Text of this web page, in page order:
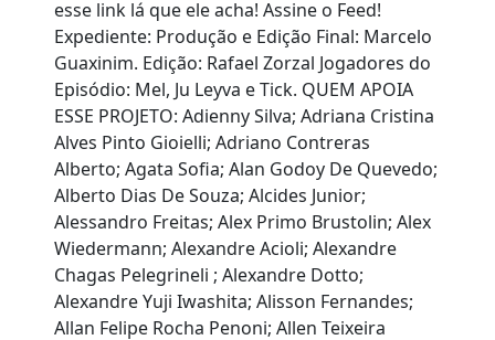
esse link lá que ele acha! Assine o Feed!
Expediente: Produção e Edição Final: Marcelo
Guaxinim. Edição: Rafael Zorzal Jogadores do
Episódio: Mel, Ju Leyva e Tick. QUEM APOIA
ESSE PROJETO: Adienny Silva; Adriana Cristina
Alves Pinto Gioielli; Adriano Contreras
Alberto; Agata Sofia; Alan Godoy De Quevedo;
Alberto Dias De Souza; Alcides Junior;
Alessandro Freitas; Alex Primo Brustolin; Alex
Wiedermann; Alexandre Acioli; Alexandre
Chagas Pelegrineli ; Alexandre Dotto;
Alexandre Yuji Iwashita; Alisson Fernandes;
Allan Felipe Rocha Penoni; Allen Teixeira